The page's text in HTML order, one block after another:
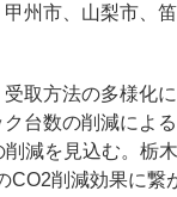
州市、山梨市、
取方法の多様化
ク台数の削減によ
減を見込む。栃
CO2削減効果に繋